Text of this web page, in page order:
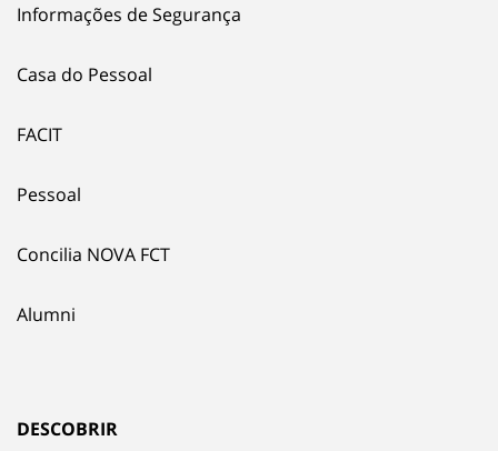
Informações de Segurança
Casa do Pessoal
FACIT
Pessoal
Concilia NOVA FCT
Alumni
DESCOBRIR